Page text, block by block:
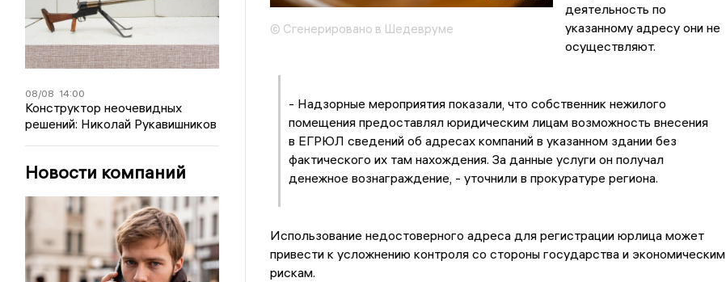
08/08 14:00
Конструктор неочевидных
решений: Николай Рукавишников
Новости компаний
© Сгенерировано в Шедевруме
деятельность по
указанному адресу они не
осуществляют.
- Надзорные мероприятия показали, что собственник нежилого
помещения предоставлял юридическим лицам возможность внесения
в ЕГРЮЛ сведений об адресах компаний в указанном здании без
фактического их там нахождения. За данные услуги он получал
денежное вознаграждение, - уточнили в прокуратуре региона.
Использование недостоверного адреса для регистрации юрлица может
привести к усложнению контроля со стороны государства и экономическим
рискам.